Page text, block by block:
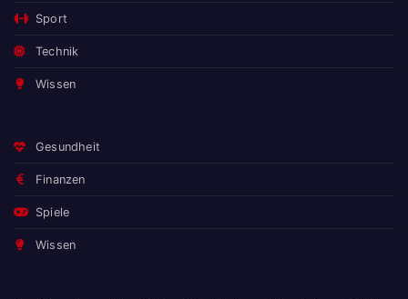
Sport
Technik
Wissen
Gesundheit
Finanzen
Spiele
Wissen